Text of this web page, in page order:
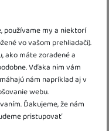
používame my a niektorí
vo vašom prehliadači).
ako máte zoradené a
Vďaka nim vám
nám napríklad aj v
webu.
Ďakujeme, že nám
pristupovať
K dispozícii
dostanete?
odber vo výdajnom mieste
doma14. 8.
Obľúbené